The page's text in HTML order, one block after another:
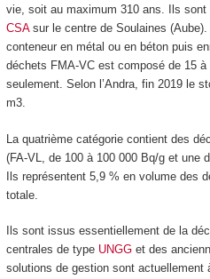
vie, soit au maximum 310 ans. Ils
CSAsur le centre de Soulaines
conteneur en métal ou en béton puis
déchets FMA-VC est composé de 15
seulement. Selon l’Andra, fin 2019 le
m3.
La quatrième catégorie contient des
(FA-VL, de 100 à 100 000 Bq/g et une
Ils représentent 5,9 % en volume des
totale.
Ils sont issus essentiellement de la
centrales de type UNGGet des
solutions de gestion sont actuellement